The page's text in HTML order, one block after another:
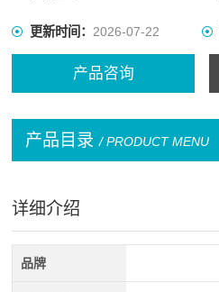
更新时间：2026-07-22
产品咨询
产品目录 / PRODUCT MENU
详细介绍
品牌